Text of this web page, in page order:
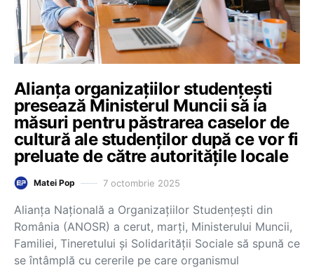
Alianța organizațiilor studențești
presează Ministerul Muncii să ia
măsuri pentru păstrarea caselor de
cultură ale studenților după ce vor fi
preluate de către autoritățile locale
Matei Pop 7 octombrie 2025
Alianța Națională a Organizațiilor Studențești din
România (ANOSR) a cerut, marți, Ministerului Muncii,
Familiei, Tineretului și Solidarității Sociale să spună ce
se întâmplă cu cererile pe care organismul